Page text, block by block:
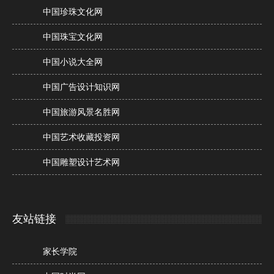
中国珍珠文化网
中国珠宝文化网
中国小说大全网
中国广告设计知识网
中国旅游风景名胜网
中国艺术收藏投资网
中国雕塑设计艺术网
友站链接
家长学院